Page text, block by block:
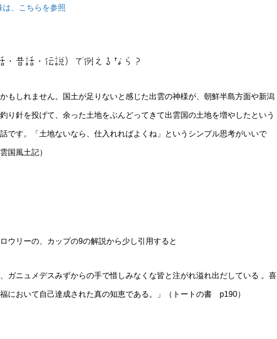
、こちらを参照
・昔話・伝説）で例えるなら？
もしれません。国土が足りないと感じた出雲の神様が、朝鮮半島方面や新潟
り針を投げて、余った土地をぶんどってきて出雲国の土地を増やしたという
です。「土地ないなら、仕入れればよくね」というシンプル思考がいいで
国風土記）
ウリーの、カップの9の解説から少し引用すると
ガニュメデスみずからの手で惜しみなくな皆と注がれ溢れ出だしている 。喜
において自己達成された真の知恵である。」（トートの書 p190）